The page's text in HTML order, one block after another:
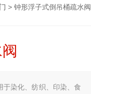
> 钟形浮子式倒吊桶疏水阀
于染化、纺织、印染、食